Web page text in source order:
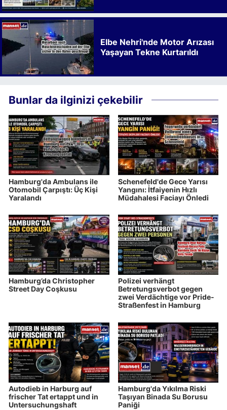
Elbe Nehri'nde Motor Arızası
Yaşayan Tekne Kurtarıldı
Bunlar da ilginizi çekebilir
Hamburg'da Ambulans ile
Otomobil Çarpıştı: Üç Kişi
Yaralandı
Schenefeld'de Gece Yarısı
Yangını: İtfaiyenin Hızlı
Müdahalesi Faciayı Önledi
Hamburg’da Christopher
Street Day Coşkusu
Polizei verhängt
Betretungsverbot gegen
zwei Verdächtige vor Pride-
Straßenfest in Hamburg
Autodieb in Harburg auf
frischer Tat ertappt und in
Untersuchungshaft
Hamburg'da Yıkılma Riski
Taşıyan Binada Su Borusu
Paniği